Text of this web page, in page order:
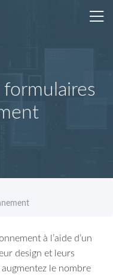
à l’aide d’un
design et leurs
le nombre